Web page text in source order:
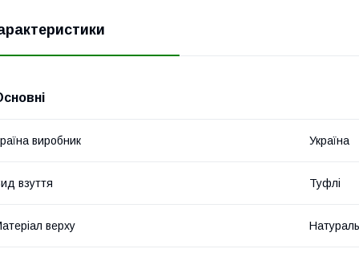
виробник Україна
взуття Туфлі
верху